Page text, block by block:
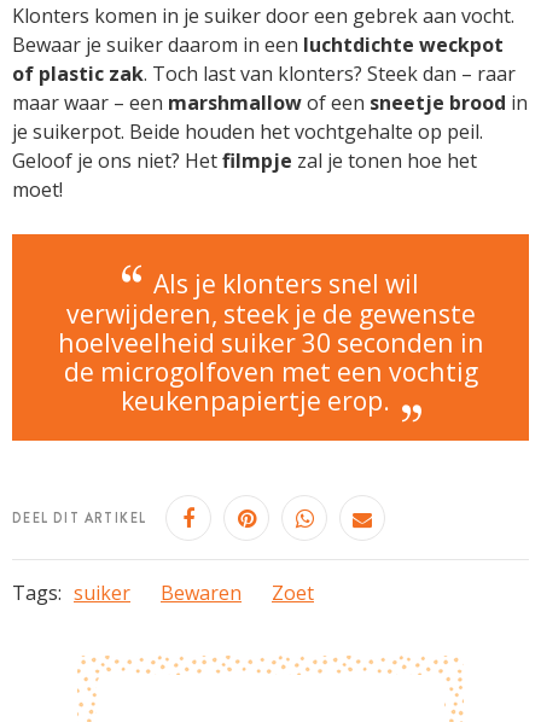
Klonters komen in je suiker door een gebrek aan vocht.
Bewaar je suiker daarom in een luchtdichte weckpot
of plastic zak. Toch last van klonters? Steek dan – raar
maar waar – een marshmallowof een sneetje brood in
je suikerpot. Beide houden het vochtgehalte op peil.
Geloof je ons niet? Hetfilmpje zal je tonen hoe het
moet!
Als je klonters snel wil
verwijderen, steek je de gewenste
hoelveelheid suiker 30 seconden in
de microgolfoven met een vochtig
keukenpapiertje erop.
DEEL DIT ARTIKEL
Tags: suiker Bewaren Zoet